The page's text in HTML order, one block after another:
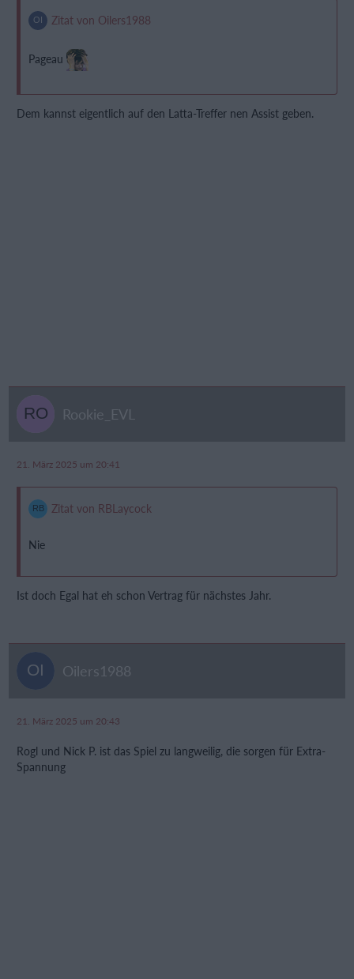
Zitat von Oilers1988
Pageau
Dem kannst eigentlich auf den Latta-Treffer nen Assist geben.
Rookie_EVL
21. März 2025 um 20:41
Zitat von RBLaycock
Nie
Ist doch Egal hat eh schon Vertrag für nächstes Jahr.
Oilers1988
21. März 2025 um 20:43
Rogl und Nick P. ist das Spiel zu langweilig, die sorgen für Extra-
Spannung